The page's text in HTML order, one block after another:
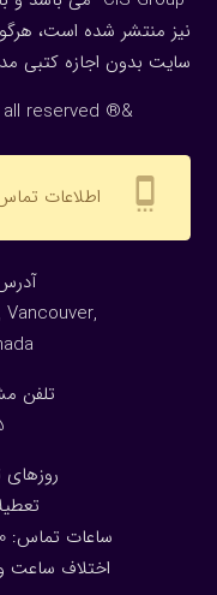
نیز منتشر شده است،
سایت بدون اجازه كتبی
all reserved ®&
settings_cell اطلاعات
Vancouver,
تلفن
ساعات تماس: 10 شب تا 5 صبح به وقت ایران
اختلاف ساعت